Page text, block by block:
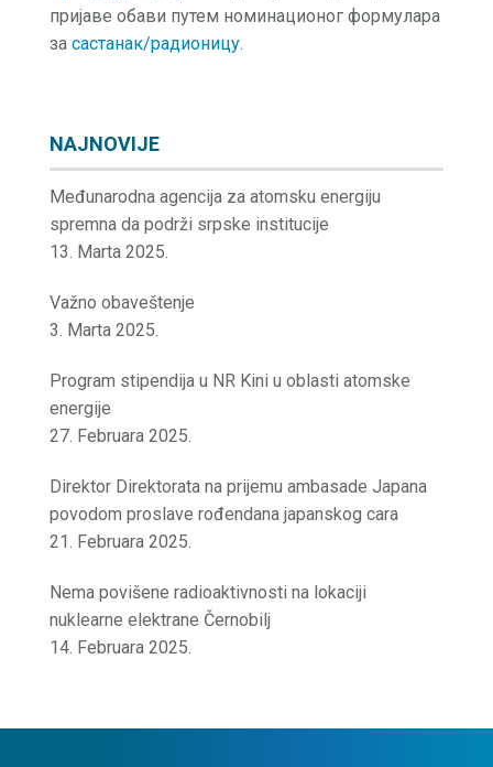
пријаве обави путем номинационог формулара
за састанак/радионицу.
NAJNOVIJE
Međunarodna agencija za atomsku energiju
spremna da podrži srpske institucije
13. Marta 2025.
Važno obaveštenje
3. Marta 2025.
Program stipendija u NR Kini u oblasti atomske
energije
27. Februara 2025.
Direktor Direktorata na prijemu ambasade Japana
povodom proslave rođendana japanskog cara
21. Februara 2025.
Nema povišene radioaktivnosti na lokaciji
nuklearne elektrane Černobilj
14. Februara 2025.